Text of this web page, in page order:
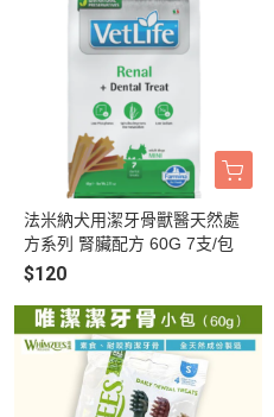
法米納犬用潔牙骨獸醫天然處
方系列 腎臟配方 60G 7支/包
$120